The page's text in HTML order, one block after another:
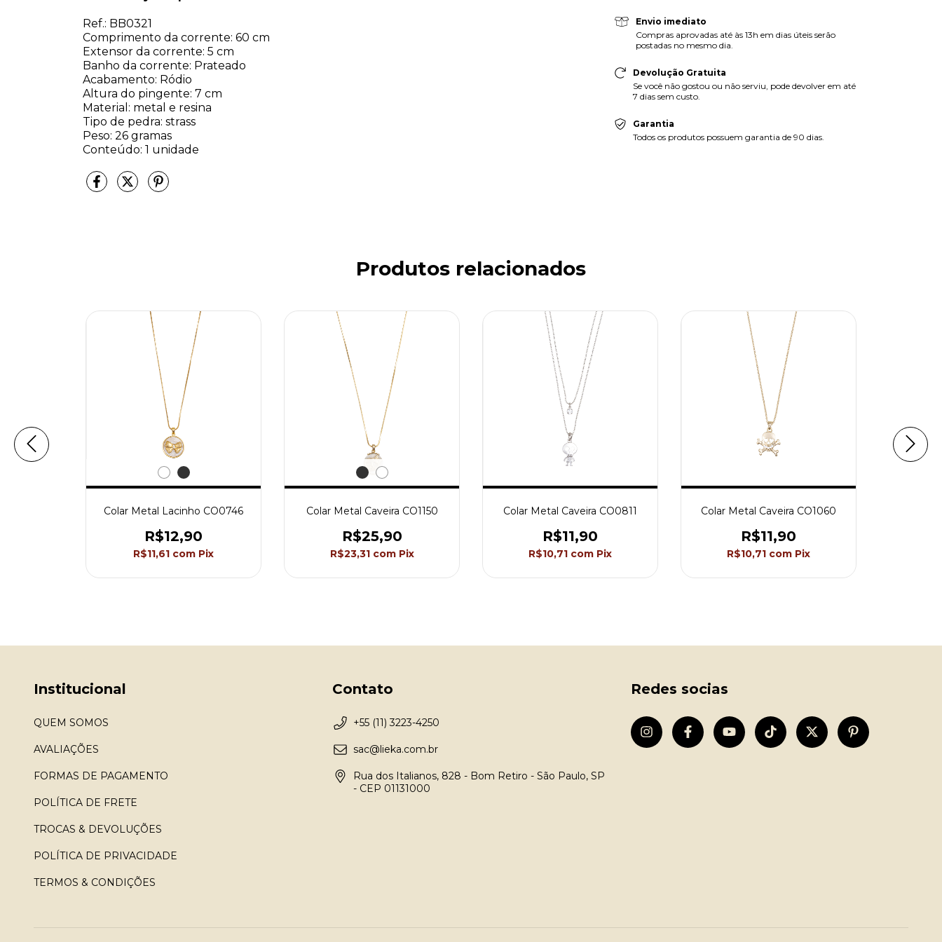
Ref.: BB0321
Comprimento da corrente: 60 cm
Extensor da corrente: 5 cm
Banho da corrente: Prateado
Acabamento: Ródio
Altura do pingente: 7 cm
Material: metal e resina
Tipo de pedra: strass
Peso: 26 gramas
Conteúdo: 1 unidade
Envio imediato
Compras aprovadas até às 13h em dias úteis serão
postadas no mesmo dia.
Devolução Gratuita
Se você não gostou ou não serviu, pode devolver em até
7 dias sem custo.
Garantia
Todos os produtos possuem garantia de 90 dias.
Produtos relacionados
Colar Metal Lacinho CO0746
R$12,90
R$11,61 com Pix
Colar Metal Caveira CO1150
R$25,90
R$23,31 com Pix
Colar Metal Caveira CO0811
R$11,90
R$10,71 com Pix
Colar Metal Caveira CO1060
R$11,90
R$10,71 com Pix
Institucional
QUEM SOMOS
AVALIAÇÕES
FORMAS DE PAGAMENTO
POLÍTICA DE FRETE
TROCAS & DEVOLUÇÕES
POLÍTICA DE PRIVACIDADE
TERMOS & CONDIÇÕES
Contato
+55 (11) 3223-4250
sac@lieka.com.br
Rua dos Italianos, 828 - Bom Retiro - São Paulo, SP
- CEP 01131000
Redes socias